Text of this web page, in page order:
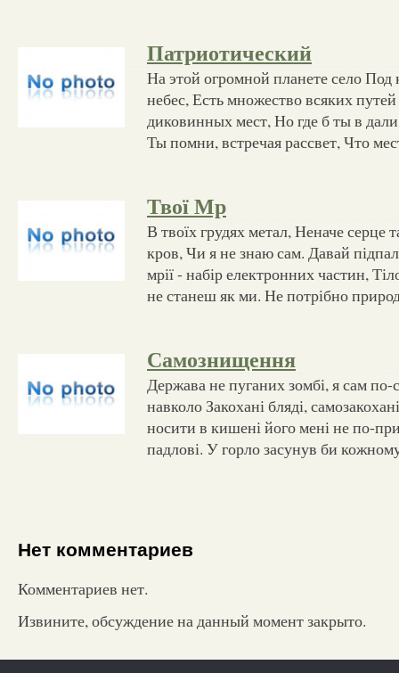
Патриотический
На этой огромной планете село
небес, Есть множество всяких
диковинных мест, Но где б ты в
Ты помни, встречая рассвет, Что
Твої Мр
В твоїх грудях метал, Неначе серце
кров, Чи я не знаю сам. Давай
мрії - набір електронних частин,
не станеш як ми. Не потрібно
Самознищення
Держава не пуганих зомбі, я сам по-
навколо Закохані бляді,
носити в кишені його мені не по-
падлові. У горло засунув би
Нет комментариев
Комментариев нет.
Извините, обсуждение на данный момент закрыто.